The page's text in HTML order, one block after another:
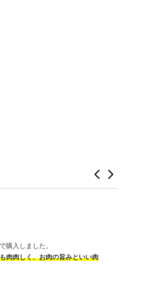
いたら最高💕
ィッシュとして購入しました。
最高でした。